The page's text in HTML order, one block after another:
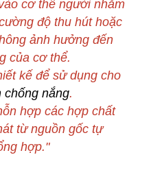
cơ thể người nhằm
độ thu hút hoặc
ảnh hưởng đến
của cơ thể.
kế để sử dụng cho
chống nắng.
hợp các hợp chất
từ nguồn gốc tự
hợp."